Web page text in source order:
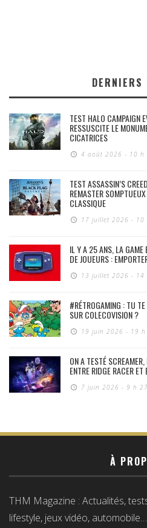
DERNIERS
TEST HALO CAMPAIGN
RESSUSCITE LE
CICATRICES
4 août 2026 - 10 h
TEST ASSASSIN’S
REMASTER
CLASSIQUE
17 juillet 2026 - 10
IL Y A 25 ANS, LA GAME
DE JOUEURS :
13 juillet 2026 - 14
#RÉTROGAMING : TU
SUR COLECOVISION ?
19 juin 2026 - 19 h
ON A TESTÉ
ENTRE RIDGE RACER
7 juin 2026 - 9 h 27
À
THM Magazine : Actualités,
lifestyle, jeux vidéo, automobile…